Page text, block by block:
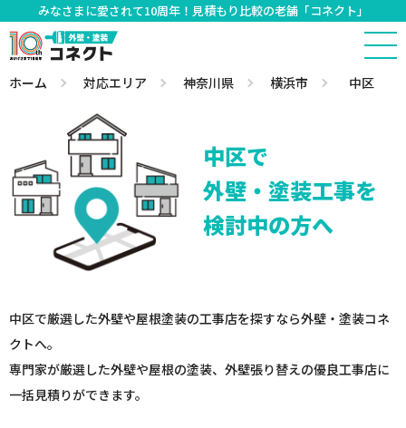
みなさまに愛されて10周年！見積もり比較の老舗「コネクト」
ホーム 対応エリア 神奈川県 横浜市 中区
中区で
外壁・塗装工事を
検討中の方へ
中区で厳選した外壁や屋根塗装の工事店を探すなら外壁・塗装コネ
クトへ。
専門家が厳選した外壁や屋根の塗装、外壁張り替えの優良工事店に
一括見積りができます。